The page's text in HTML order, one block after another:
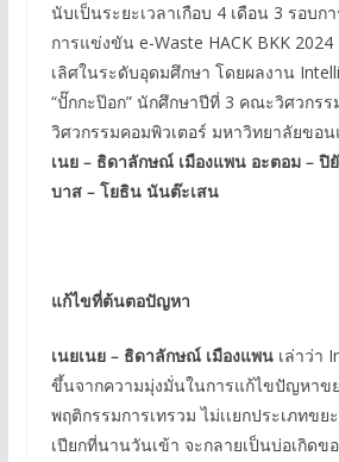
นับเป็นระยะเวลาเกือบ 4 เดือน 3 รอบ
การแข่งขัน e-Waste HACK BKK
เลิศในระดับอุดมศึกษา โดยผลงาน
“ปั๊กกะป๊อก” นักศึกษาปีที่ 3 คณะวิศวกร
วิศวกรรมคอมพิวเตอร์ มหาวิทยาลัยขอ
เนย – ธิดาลักษณ์ เมืองแพน อะตอม – ปิ
บาส – โยธิน นันต๊ะเสน
แก้ไขที่ต้นตอปัญหา
เนยเนย – ธิดาลักษณ์ เมืองแพน เล่าว่า
ขึ้นจากความมุ่งมั่นในการแก้ไขปัญหา
พฤติกรรมการเทรวม ไม่เเยกประเภทขย
เปียกที่นานวันเข้า จะกลายเป็นบ่อเกิดข